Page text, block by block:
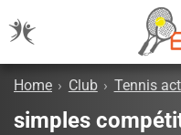
Home › Club › Tennis
simples